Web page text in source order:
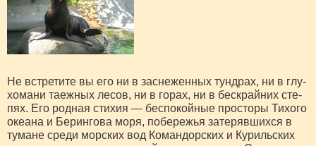
Не встретите вы его ни в заснеженных тундрах, ни в глу­
хомани таежных ле­сов, ни в горах, ни в бескрайних сте­
пях. Его родная сти­хия — беспокойные просторы Тихого
океана и Берингова мо­ря, побережья затерявшихся в
тумане среди морских вод Командорских и Курильских